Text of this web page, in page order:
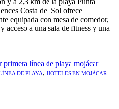
y a 2,3 km de la playa Punta
Costa del Sol ofrece
equipada con mesa de comedor,
acceso a una sala de fitness y una
DE PLAYA, HOTELES EN MOJÁCAR